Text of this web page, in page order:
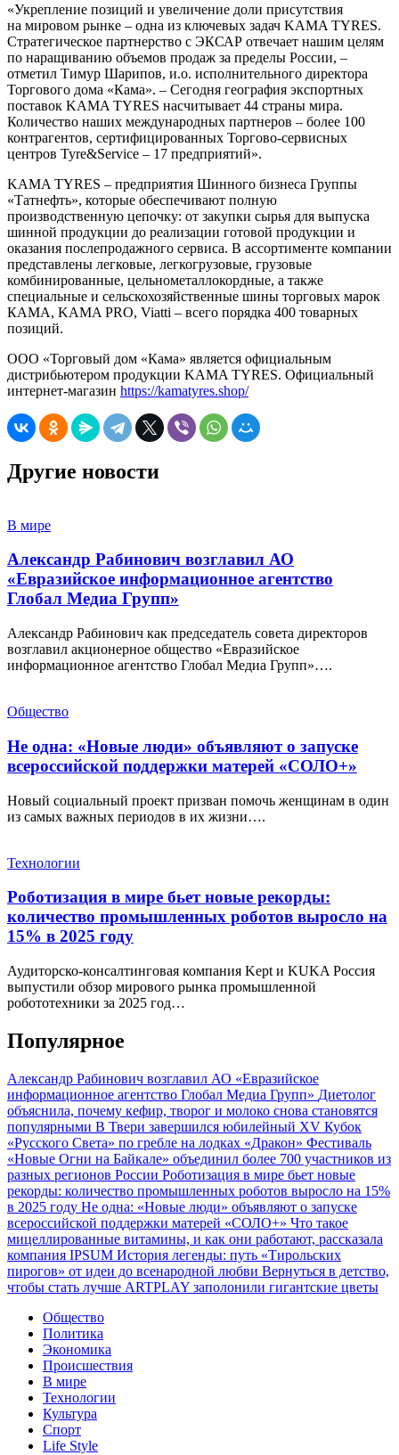
«Укрепление позиций и увеличение доли присутствия
на мировом рынке – одна из ключевых задач KAMA TYRES.
Стратегическое партнерство с ЭКСАР отвечает нашим целям
по наращиванию объемов продаж за пределы России, –
отметил Тимур Шарипов, и.о. исполнительного директора
Торгового дома «Кама». – Сегодня география экспортных
поставок KAMA TYRES насчитывает 44 страны мира.
Количество наших международных партнеров – более 100
контрагентов, сертифицированных Торгово-сервисных
центров Tyre&Service – 17 предприятий».
KAMA TYRES – предприятия Шинного бизнеса Группы
«Татнефть», которые обеспечивают полную
производственную цепочку: от закупки сырья для выпуска
шинной продукции до реализации готовой продукции и
оказания послепродажного сервиса. В ассортименте компании
представлены легковые, легкогрузовые, грузовые
комбинированные, цельнометаллокордные, а также
специальные и сельскохозяйственные шины торговых марок
КАМА, KAMA PRO, Viatti – всего порядка 400 товарных
позиций.
ООО «Торговый дом «Кама» является официальным
дистрибьютером продукции KAMA TYRES. Официальный
интернет-магазин https://kamatyres.shop/
Другие новости
В мире
Александр Рабинович возглавил АО
«Евразийское информационное агентство
Глобал Медиа Групп»
Александр Рабинович как председатель совета директоров
возглавил акционерное общество «Евразийское
информационное агентство Глобал Медиа Групп»….
Общество
Не одна: «Новые люди» объявляют о запуске
всероссийской поддержки матерей «СОЛО+»
Новый социальный проект призван помочь женщинам в один
из самых важных периодов в их жизни….
Технологии
Роботизация в мире бьет новые рекорды:
количество промышленных роботов выросло на
15% в 2025 году
Аудиторско-консалтинговая компания Kept и KUKA Россия
выпустили обзор мирового рынка промышленной
робототехники за 2025 год…
Популярное
Александр Рабинович возглавил АО «Евразийское
информационное агентство Глобал Медиа Групп» Диетолог
объяснила, почему кефир, творог и молоко снова становятся
популярными В Твери завершился юбилейный XV Кубок
«Русского Света» по гребле на лодках «Дракон» Фестиваль
«Новые Огни на Байкале» объединил более 700 участников из
разных регионов России Роботизация в мире бьет новые
рекорды: количество промышленных роботов выросло на 15%
в 2025 году Не одна: «Новые люди» объявляют о запуске
всероссийской поддержки матерей «СОЛО+» Что такое
мицеллированные витамины, и как они работают, рассказала
компания IPSUM История легенды: путь «Тирольских
пирогов» от идеи до всенародной любви Вернуться в детство,
чтобы стать лучше ARTPLAY заполонили гигантские цветы
Общество
Политика
Экономика
Происшествия
В мире
Технологии
Культура
Спорт
Life Style